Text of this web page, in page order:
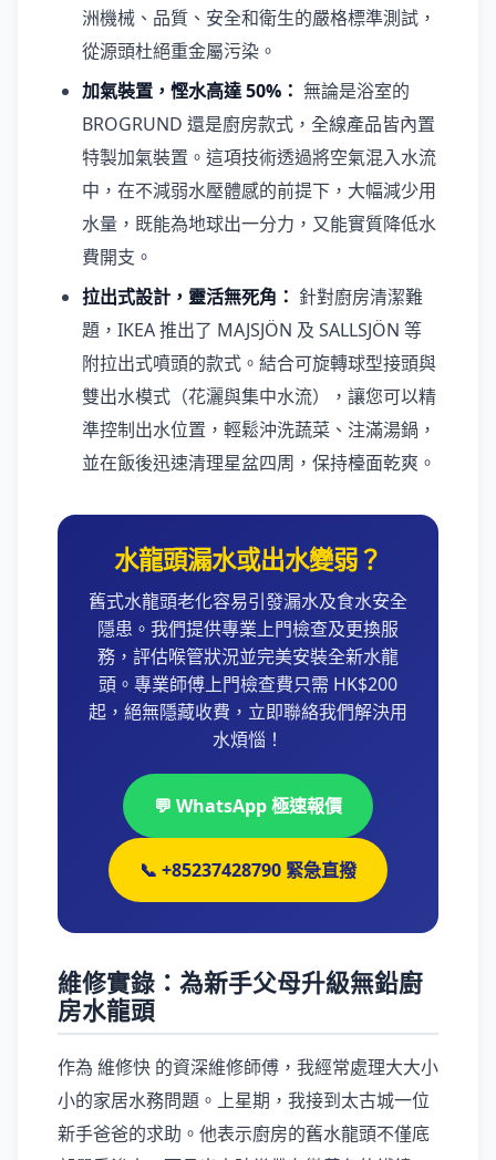
洲機械、品質、安全和衛生的嚴格標準測試，
從源頭杜絕重金屬污染。
加氣裝置，慳水高達 50%： 無論是浴室的
BROGRUND 還是廚房款式，全線產品皆內置
特製加氣裝置。這項技術透過將空氣混入水流
中，在不減弱水壓體感的前提下，大幅減少用
水量，既能為地球出一分力，又能實質降低水
費開支。
拉出式設計，靈活無死角： 針對廚房清潔難
題，IKEA 推出了 MAJSJÖN 及 SALLSJÖN 等
附拉出式噴頭的款式。結合可旋轉球型接頭與
雙出水模式（花灑與集中水流），讓您可以精
準控制出水位置，輕鬆沖洗蔬菜、注滿湯鍋，
並在飯後迅速清理星盆四周，保持檯面乾爽。
水龍頭漏水或出水變弱？
舊式水龍頭老化容易引發漏水及食水安全
隱患。我們提供專業上門檢查及更換服
務，評估喉管狀況並完美安裝全新水龍
頭。專業師傅上門檢查費只需 HK$200
起，絕無隱藏收費，立即聯絡我們解決用
水煩惱！
💬 WhatsApp 極速報價
📞 +85237428790 緊急直撥
維修實錄：為新手父母升級無鉛廚
房水龍頭
作為 維修快 的資深維修師傅，我經常處理大大小
小的家居水務問題。上星期，我接到太古城一位
新手爸爸的求助。他表示廚房的舊水龍頭不僅底